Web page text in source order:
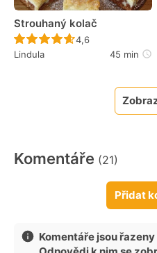
Strouhaný kolač
Recept ještě
4,6
Lindula
45 min
Komentáře (21)
Přidat
Komentáře jsou